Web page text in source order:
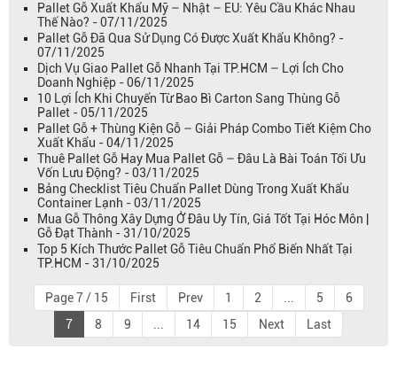
Pallet Gỗ Xuất Khẩu Mỹ – Nhật – EU: Yêu Cầu Khác Nhau
Thế Nào? - 07/11/2025
Pallet Gỗ Đã Qua Sử Dụng Có Được Xuất Khẩu Không? -
07/11/2025
Dịch Vụ Giao Pallet Gỗ Nhanh Tại TP.HCM – Lợi Ích Cho
Doanh Nghiệp - 06/11/2025
10 Lợi Ích Khi Chuyển Từ Bao Bì Carton Sang Thùng Gỗ
Pallet - 05/11/2025
Pallet Gỗ + Thùng Kiện Gỗ – Giải Pháp Combo Tiết Kiệm Cho
Xuất Khẩu - 04/11/2025
Thuê Pallet Gỗ Hay Mua Pallet Gỗ – Đâu Là Bài Toán Tối Ưu
Vốn Lưu Động? - 03/11/2025
Bảng Checklist Tiêu Chuẩn Pallet Dùng Trong Xuất Khẩu
Container Lạnh - 03/11/2025
Mua Gỗ Thông Xây Dựng Ở Đâu Uy Tín, Giá Tốt Tại Hóc Môn |
Gỗ Đạt Thành - 31/10/2025
Top 5 Kích Thước Pallet Gỗ Tiêu Chuẩn Phổ Biến Nhất Tại
TP.HCM - 31/10/2025
Page 7 / 15 First Prev 1 2 5
6
7
8 9 14 15 Next Last